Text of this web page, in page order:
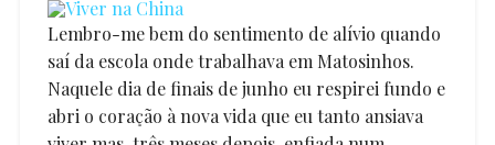
Lembro-me bem do sentimento de alívio quando
saí da escola onde trabalhava em Matosinhos.
Naquele dia de finais de junho eu respirei fundo e
abri o coração à nova vida que eu tanto ansiava